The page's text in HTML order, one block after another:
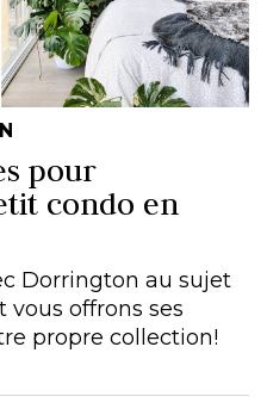
pour
condo en
Dorrington au sujet
vous offrons ses
propre collection!